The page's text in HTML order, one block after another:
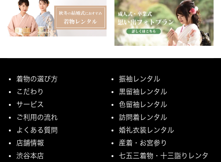
着物の選び方
こだわり
サービス
ご利用の流れ
よくある質問
店舗情報
渋谷本店
振袖レンタル
黒留袖レンタル
色留袖レンタル
訪問着レンタル
婚礼衣装レンタル
産着・お宮参り
七五三着物・十三詣りレンタ